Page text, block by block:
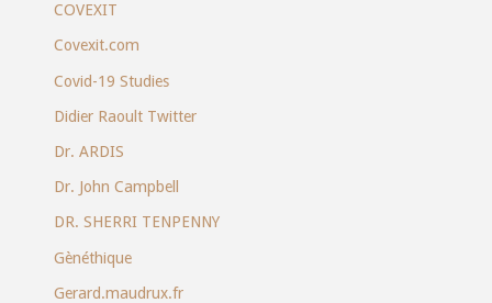
COVEXIT
Covexit.com
Covid-19 Studies
Didier Raoult Twitter
Dr. ARDIS
Dr. John Campbell
DR. SHERRI TENPENNY
Gènéthique
Gerard.maudrux.fr